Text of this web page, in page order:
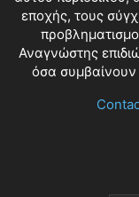
εποχής, τους
Αναγνώστης
όσα συμβαίνουν